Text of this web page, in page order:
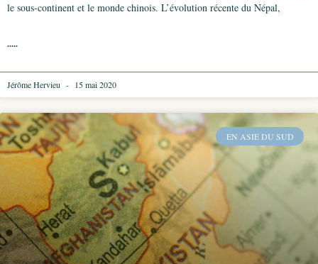
le sous-continent et le monde chinois. L’évolution récente du Népal,
.....
Jérôme Hervieu 15 mai 2020
EN ASIE DU SUD